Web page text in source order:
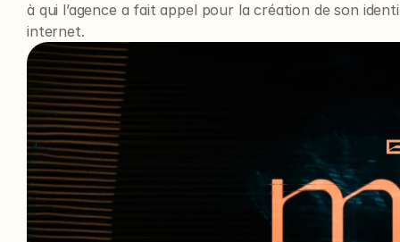
à qui l’agence a fait appel pour la création de son
internet.